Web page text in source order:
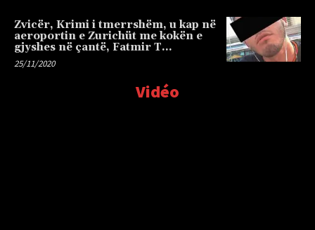
Zvicër, Krimi i tmerrshëm, u kap në
aeroportin e Zurichüt me kokën e
gjyshes në çantë, Fatmir T…
25/11/2020
Vidéo